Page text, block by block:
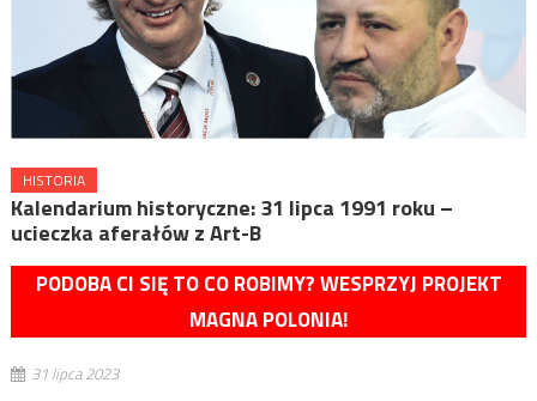
HISTORIA
Kalendarium historyczne: 31 lipca 1991 roku –
ucieczka aferałów z Art-B
PODOBA CI SIĘ TO CO ROBIMY? WESPRZYJ PROJEKT
MAGNA POLONIA!
31 lipca 2023